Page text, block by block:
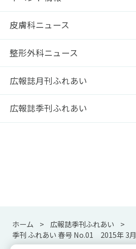
皮膚科ニュース
整形外科ニュース
広報誌月刊ふれあい
広報誌季刊ふれあい
ホーム
広報誌季刊ふれあい
季刊 ふれあい 春号 No.01 2015年 3月